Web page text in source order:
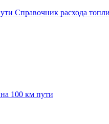
Справочник расхода